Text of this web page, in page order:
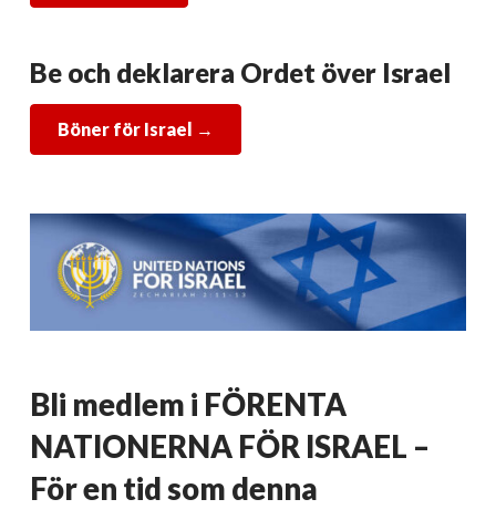
Be och deklarera Ordet över Israel
Böner för Israel →
Bli medlem i FÖRENTA
NATIONERNA FÖR ISRAEL –
För en tid som denna